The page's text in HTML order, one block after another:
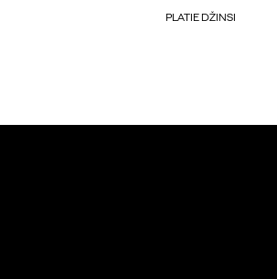
PLATIE DŽINSI